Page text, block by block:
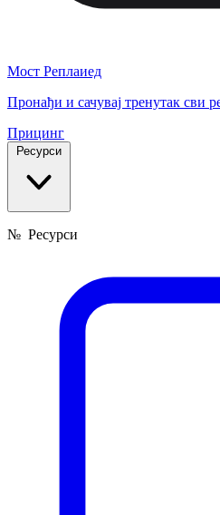
Мост Реплаиед
Пронађи и сачувај тренутак сви
Прицинг
Ресурси
№ Ресурси